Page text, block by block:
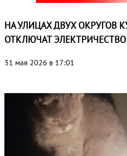
НА УЛИЦАХ ДВУХ ОКРУГОВ
ОТКЛЮЧАТ ЭЛЕКТРИЧЕСТВО
31 мая 2026 в 17:01